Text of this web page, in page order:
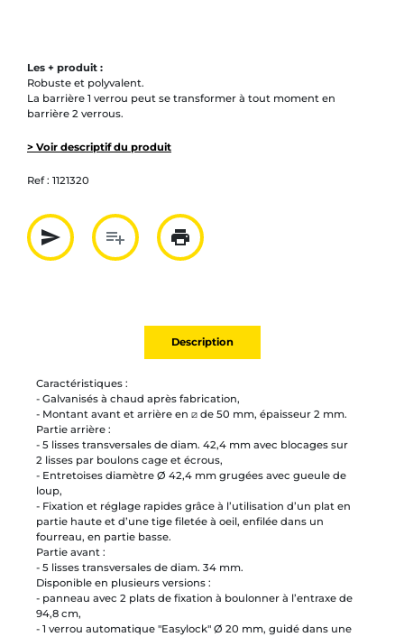
Les + produit :
Robuste et polyvalent.
La barrière 1 verrou peut se transformer à tout moment en
barrière 2 verrous.
> Voir descriptif du produit
Ref : 1121320
send
Partager par mail
playlist_add
Ajouter à la liste
print
Imprimer
Description
Caractéristiques :
- Galvanisés à chaud après fabrication,
- Montant avant et arrière en ⧄ de 50 mm, épaisseur 2 mm.
Partie arrière :
- 5 lisses transversales de diam. 42,4 mm avec blocages sur
2 lisses par boulons cage et écrous,
- Entretoises diamètre Ø 42,4 mm grugées avec gueule de
loup,
- Fixation et réglage rapides grâce à l’utilisation d’un plat en
partie haute et d’une tige filetée à oeil, enfilée dans un
fourreau, en partie basse.
Partie avant :
- 5 lisses transversales de diam. 34 mm.
Disponible en plusieurs versions :
- panneau avec 2 plats de fixation à boulonner à l’entraxe de
94,8 cm,
- 1 verrou automatique "Easylock" Ø 20 mm, guidé dans une